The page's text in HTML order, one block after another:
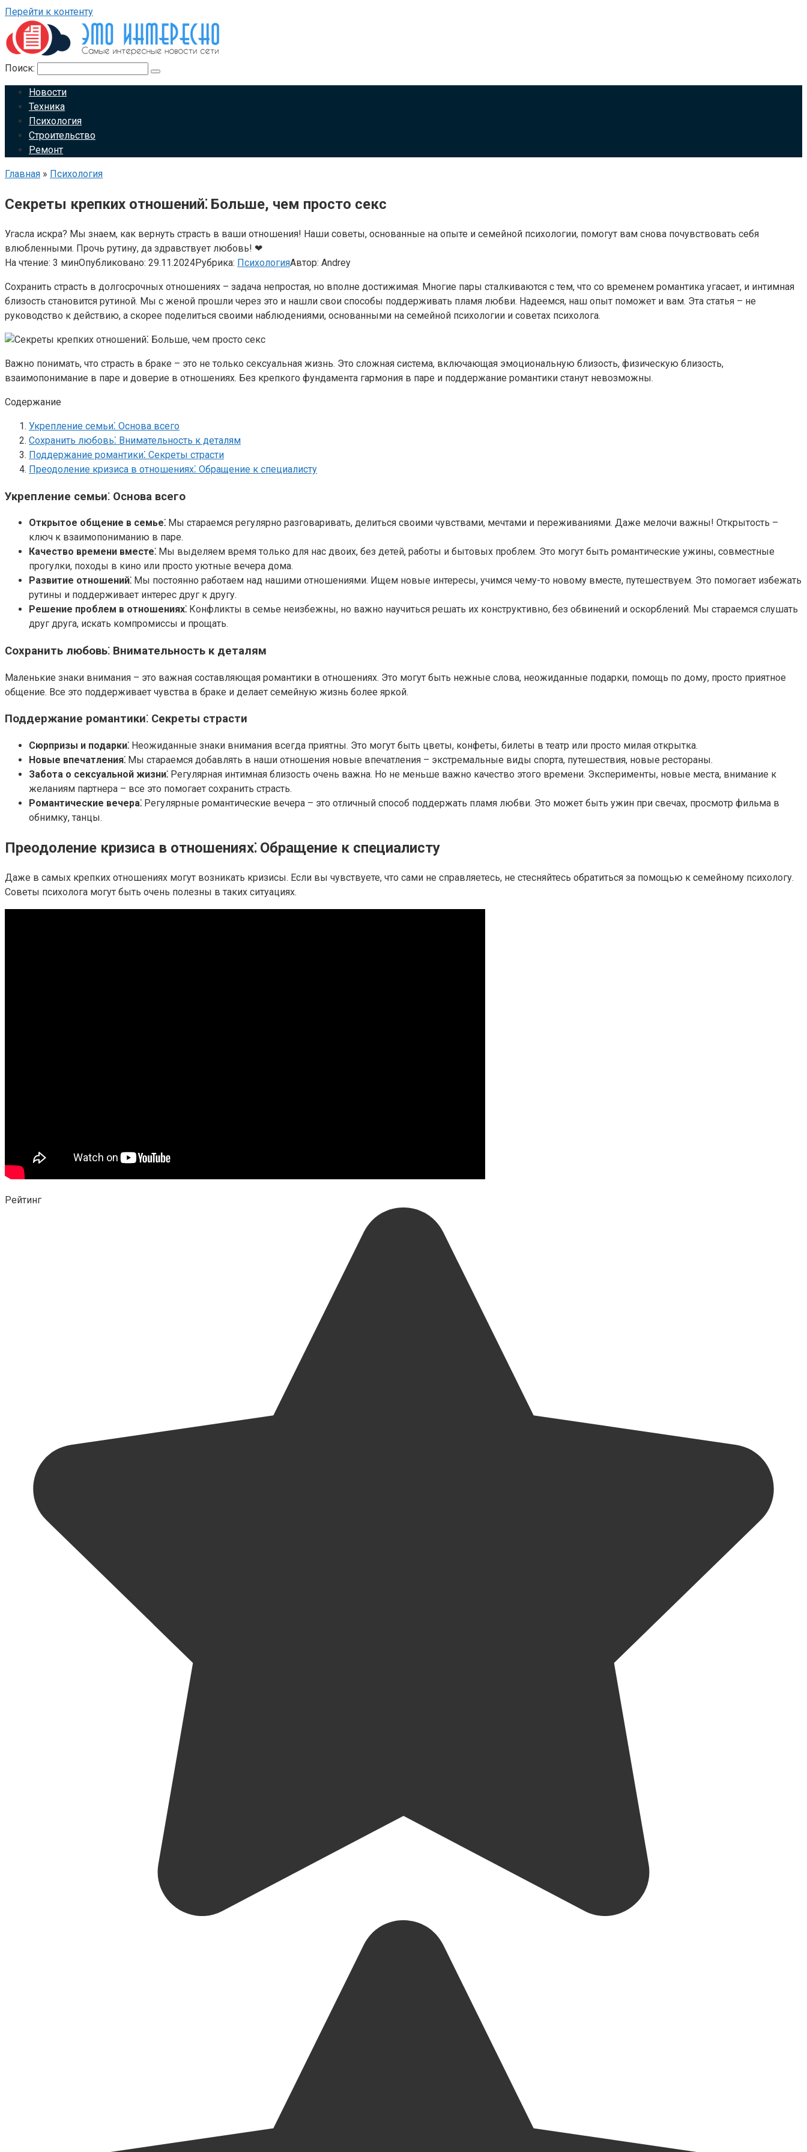
Перейти к контенту
Поиск:
Новости
Техника
Психология
Строительство
Ремонт
Главная » Психология
Секреты крепких отношений⁚ Больше, чем просто секс
Угасла искра? Мы знаем, как вернуть страсть в ваши отношения! Наши советы, основанные на опыте и семейной психологии, помогут вам снова почувствовать себя
влюбленными. Прочь рутину, да здравствует любовь! ❤
На чтение: 3 минОпубликовано: 29.11.2024Рубрика: ПсихологияАвтор: Andrey
Сохранить страсть в долгосрочных отношениях – задача непростая, но вполне достижимая. Многие пары сталкиваются с тем, что со временем романтика угасает, и интимная
близость становится рутиной. Мы с женой прошли через это и нашли свои способы поддерживать пламя любви. Надеемся, наш опыт поможет и вам. Эта статья – не
руководство к действию, а скорее поделиться своими наблюдениями, основанными на семейной психологии и советах психолога.
Важно понимать, что страсть в браке – это не только сексуальная жизнь. Это сложная система, включающая эмоциональную близость, физическую близость,
взаимопонимание в паре и доверие в отношениях. Без крепкого фундамента гармония в паре и поддержание романтики станут невозможны.
Содержание
Укрепление семьи⁚ Основа всего
Сохранить любовь⁚ Внимательность к деталям
Поддержание романтики⁚ Секреты страсти
Преодоление кризиса в отношениях⁚ Обращение к специалисту
Укрепление семьи⁚ Основа всего
Открытое общение в семье⁚ Мы стараемся регулярно разговаривать, делиться своими чувствами, мечтами и переживаниями. Даже мелочи важны! Открытость –
ключ к взаимопониманию в паре.
Качество времени вместе⁚ Мы выделяем время только для нас двоих, без детей, работы и бытовых проблем. Это могут быть романтические ужины, совместные
прогулки, походы в кино или просто уютные вечера дома.
Развитие отношений⁚ Мы постоянно работаем над нашими отношениями. Ищем новые интересы, учимся чему-то новому вместе, путешествуем. Это помогает избежать
рутины и поддерживает интерес друг к другу.
Решение проблем в отношениях⁚ Конфликты в семье неизбежны, но важно научиться решать их конструктивно, без обвинений и оскорблений. Мы стараемся слушать
друг друга, искать компромиссы и прощать.
Сохранить любовь⁚ Внимательность к деталям
Маленькие знаки внимания – это важная составляющая романтики в отношениях. Это могут быть нежные слова, неожиданные подарки, помощь по дому, просто приятное
общение. Все это поддерживает чувства в браке и делает семейную жизнь более яркой.
Поддержание романтики⁚ Секреты страсти
Сюрпризы и подарки⁚ Неожиданные знаки внимания всегда приятны. Это могут быть цветы, конфеты, билеты в театр или просто милая открытка.
Новые впечатления⁚ Мы стараемся добавлять в наши отношения новые впечатления – экстремальные виды спорта, путешествия, новые рестораны.
Забота о сексуальной жизни⁚ Регулярная интимная близость очень важна. Но не меньше важно качество этого времени. Эксперименты, новые места, внимание к
желаниям партнера – все это помогает сохранить страсть.
Романтические вечера⁚ Регулярные романтические вечера – это отличный способ поддержать пламя любви. Это может быть ужин при свечах, просмотр фильма в
обнимку, танцы.
Преодоление кризиса в отношениях⁚ Обращение к специалисту
Даже в самых крепких отношениях могут возникать кризисы. Если вы чувствуете, что сами не справляетесь, не стесняйтесь обратиться за помощью к семейному психологу.
Советы психолога могут быть очень полезны в таких ситуациях.
Рейтинг